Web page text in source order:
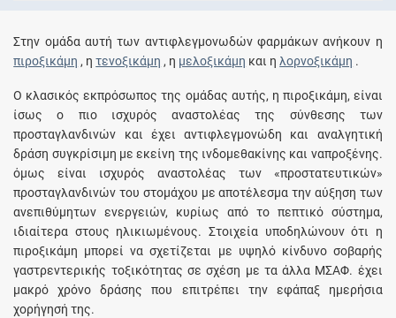
Στην ομάδα αυτή των αντιφλεγμονωδών φαρμάκων ανήκουν η
πιροξικάμη , ητενοξικάμη , η μελοξικάμη και ηλορνοξικάμη .
O κλασικός εκπρόσωπος της ομάδας αυτής, η πιροξικάμη, είναι
ίσως ο πιο ισχυρός αναστολέας της σύνθεσης των
προσταγλανδινών και έχει αντιφλεγμονώδη και αναλγητική
δράση συγκρίσιμη με εκείνη της ινδομεθακίνης και ναπροξένης.
όμως είναι ισχυρός αναστολέας των «προστατευτικών»
προσταγλανδινών του στομάχου με αποτέλεσμα την αύξηση των
ανεπιθύμητων ενεργειών, κυρίως από το πεπτικό σύστημα,
ιδιαίτερα στους ηλικιωμένους. Στοιχεία υποδηλώνουν ότι η
πιροξικάμη μπορεί να σχετίζεται με υψηλό κίνδυνο σοβαρής
γαστρεντερικής τοξικότητας σε σχέση με τα άλλα ΜΣΑΦ. έχει
μακρό χρόνο δράσης που επιτρέπει την εφάπαξ ημερήσια
χορήγησή της.